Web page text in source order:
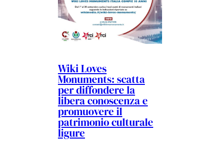
Wiki Loves
Monuments: scatta
per diffondere la
libera conoscenza e
promuovere il
patrimonio culturale
ligure